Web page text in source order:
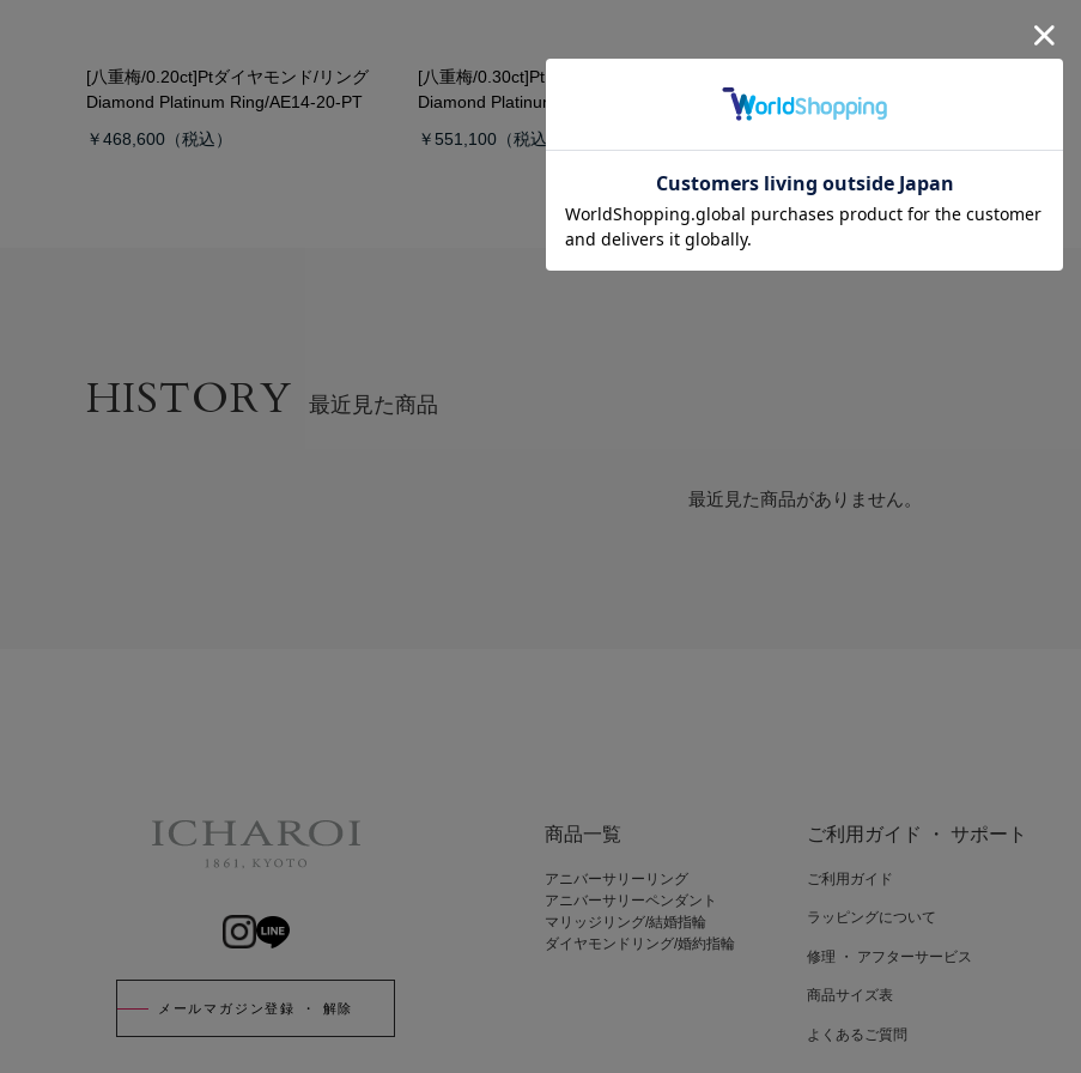
[八重梅/0.20ct]Ptダイヤモンド/リング
Diamond Platinum Ring/AE14-20-PT
￥468,600
[八重梅/0.30ct]Ptダイヤモンド/リング
Diamond Platinum Ring/AE14-30-PT
￥551,100
Diamond Platinum Ring/AE14-40-PT
HISTORY
最近見た商品がありません。
メールマガジン登録 ・ 解除
商品一覧
アニバーサリーリング
アニバーサリーペンダント
マリッジリング/結婚指輪
ダイヤモンドリング/婚約指輪
ご利用ガイド ・ サポート
ご利用ガイド
ラッピングについて
修理 ・ アフターサービス
商品サイズ表
よくあるご質問